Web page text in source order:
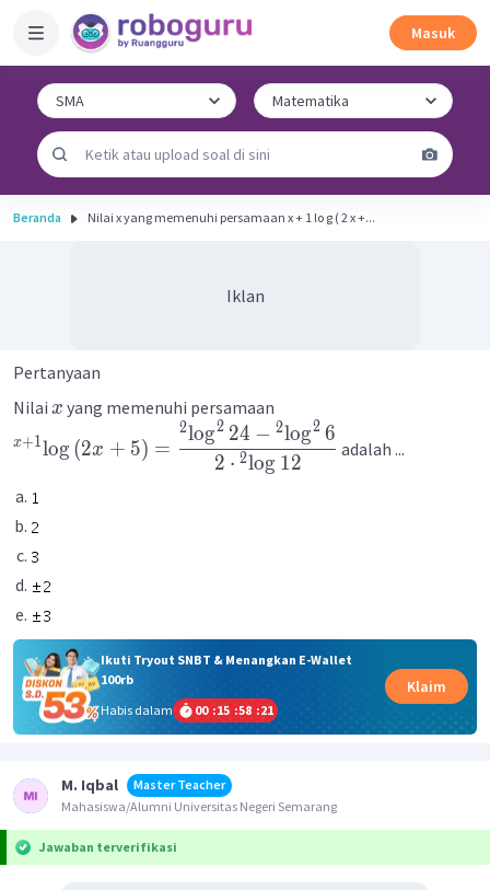
Masuk
Beranda Nilai x yang memenuhi persamaan x + 1 lo g ( 2 x +...
Iklan
Pertanyaan
Nilai x yang memenuhi persamaan
x+1log (2x + 5) =
2 ⋅ 2log 12
2log2 24 − 2log2 6
adalah ...
Ikuti Tryout SNBT & Menangkan E-Wallet
100rb
Habis dalam
00 :15 :58 :21
Klaim
M. Iqbal
Master Teacher
Mahasiswa/Alumni Universitas Negeri Semarang
Jawaban terverifikasi